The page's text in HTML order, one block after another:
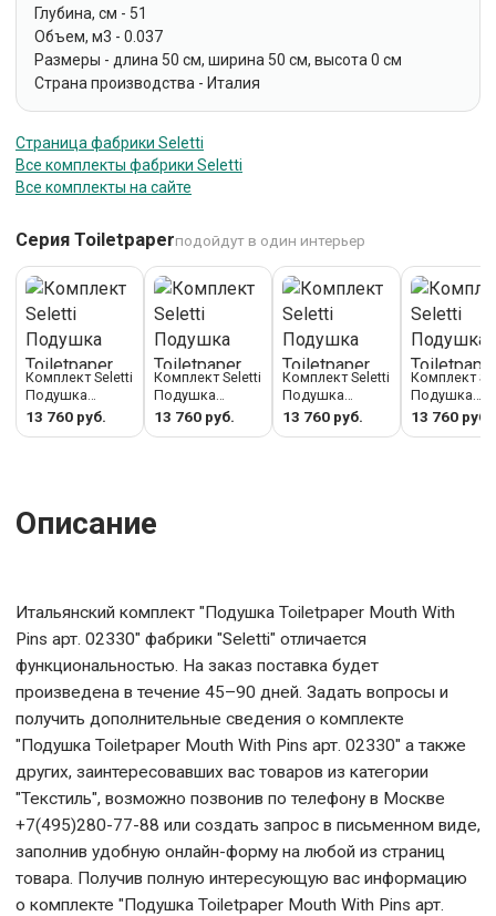
Глубина, см - 51
Объем, м3 - 0.037
Размеры - длина 50 см, ширина 50 см, высота 0 см
Страна производства - Италия
Страница фабрики Seletti
Все комплекты фабрики Seletti
Все комплекты на сайте
Серия Toiletpaperподойдут в один интерьер
Комплект Seletti
Подушка
Toiletpaper
Snakes арт.
13 760 руб.
Комплект Seletti
Подушка
Toiletpaper Two
Of Spade арт.
13 760 руб.
Комплект Seletti
Подушка
Toiletpaper
Lipsticks арт.
13 760 руб.
Комплект
Подушка
Toiletpaper
Kitten арт.
13 760 руб.
Описание
Итальянский комплект "Подушка Toiletpaper Mouth With
Pins арт. 02330" фабрики "Seletti" отличается
функциональностью. На заказ поставка будет
произведена в течение 45–90 дней. Задать вопросы и
получить дополнительные сведения о комплекте
"Подушка Toiletpaper Mouth With Pins арт. 02330" а также
других, заинтересовавших вас товаров из категории
"Текстиль", возможно позвонив по телефону в Москве
+7(495)280-77-88 или создать запрос в письменном виде,
заполнив удобную онлайн-форму на любой из страниц
товара. Получив полную интересующую вас информацию
о комплекте "Подушка Toiletpaper Mouth With Pins арт.